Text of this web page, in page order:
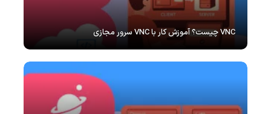
VNC چیست؟ آموزش کار با VNC سرور مجازی